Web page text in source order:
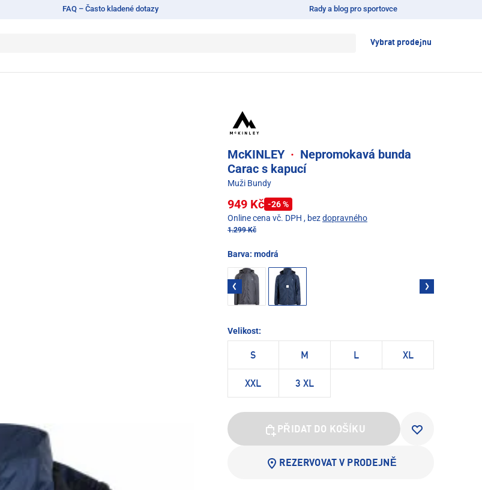
FAQ – Často kladené dotazy Rady a blog pro sportovce
Vybrat prodejnu
McKINLEY · Nepromokavá bunda
Carac s kapucí
Muži Bundy
949 Kč -26 %
Online cena vč. DPH , bezdopravného
1.299 Kč
Barva: modrá
Velikost:
S M L XL
XXL 3 XL
PŘIDAT DO KOŠÍKU
REZERVOVAT V PRODEJNĚ